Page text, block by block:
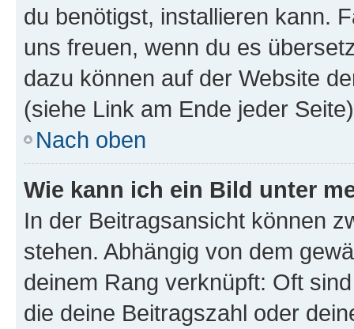
du benötigst, installieren kann.
uns freuen, wenn du es
dazu können auf der Website
(siehe Link am Ende jeder
Nach oben
Wie kann ich ein Bild unter
In der Beitragsansicht können
stehen. Abhängig von dem
deinem Rang verknüpft: Oft
die deine Beitragszahl oder